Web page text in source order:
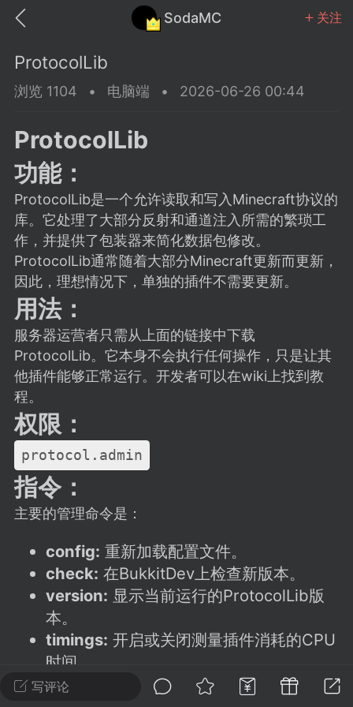
SodaMC 关注
教程 材质 社区
潮涌核心
11-27 02:06
电脑端 社区规则
议贴】SodaMC 的改进与建议 🧃
社区的建议&反馈板块，欢迎每
在这里畅所欲言，提出你对 社区功能、
、管理方式等方面 的任何想法！...
11
潮涌核心
永久赞助者
24 23:37
电脑端 整合包分享
主页反馈贴
反馈你遇到的问题 以及 你期望的功能等
不方便可尝试通过邮箱与作者进行反馈
写评论
ProtocolLib
浏览 1104 • 电脑端 • 2026-06-26 00:44
ProtocolLib
功能：
ProtocolLib是一个允许读取和写入Minecraft协议的
库。它处理了大部分反射和通道注入所需的繁琐工
作，并提供了包装器来简化数据包修改。
ProtocolLib通常随着大部分Minecraft更新而更新，
因此，理想情况下，单独的插件不需要更新。
用法：
服务器运营者只需从上面的链接中下载
ProtocolLib。它本身不会执行任何操作，只是让其
他插件能够正常运行。开发者可以在wiki上找到教
程。
权限：
protocol.admin
指令：
主要的管理命令是：
config: 重新加载配置文件。
check: 在BukkitDev上检查新版本。
version: 显示当前运行的ProtocolLib版
本。
timings: 开启或关闭测量插件消耗的CPU
时间。
listeners:
显示使用ProtocolLib的插件及